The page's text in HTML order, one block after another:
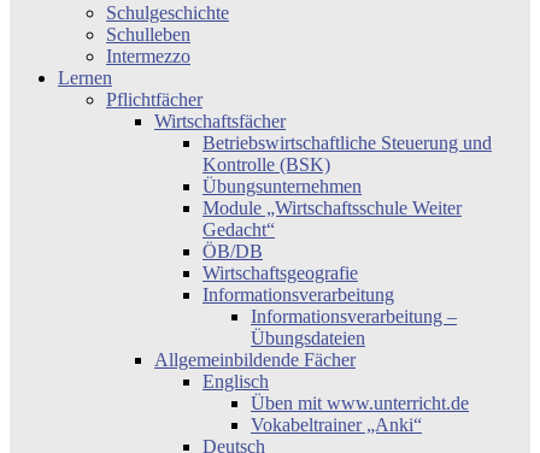
Schulgeschichte
Schulleben
Intermezzo
Lernen
Pflichtfächer
Wirtschaftsfächer
Betriebswirtschaftliche Steuerung und
Kontrolle (BSK)
Übungsunternehmen
Module „Wirtschaftsschule Weiter
Gedacht“
ÖB/DB
Wirtschaftsgeografie
Informationsverarbeitung
Informationsverarbeitung –
Übungsdateien
Allgemeinbildende Fächer
Englisch
Üben mit www.unterricht.de
Vokabeltrainer „Anki“
Deutsch